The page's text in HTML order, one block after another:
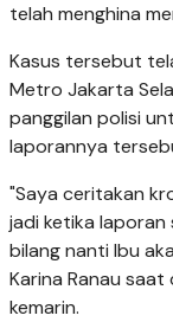
telah menghina
Kasus tersebut
Metro Jakarta
panggilan polisi
laporannya
"Saya ceritakan
jadi ketika laporan
bilang nanti Ibu
Karina Ranau
kemarin.